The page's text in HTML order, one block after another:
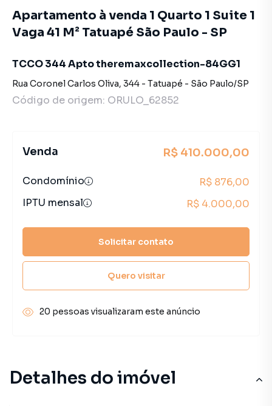
Detalhes do imóvel
Apartamento à venda 1 Quarto 1 Suite 1
Vaga 41 M² Tatuapé São Paulo - SP
TCCO 344 Apto theremaxcollection-84GG1
Rua Coronel Carlos Oliva, 344 - Tatuapé - São Paulo/SP
Código de origem: ORULO_62852
Venda R$ 410.000,00
Condomínio
R$ 876,00
IPTU mensal
R$ 4.000,00
Solicitar contato
Quero visitar
20 pessoas visualizaram este anúncio